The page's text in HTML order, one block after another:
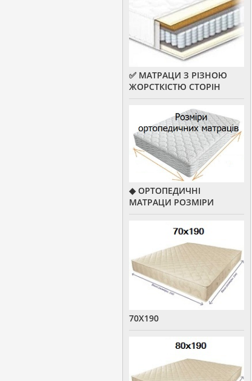
✅ МАТРАЦИ З РІЗНОЮ
ЖОРСТКІСТЮ СТОРІН
◆ ОРТОПЕДИЧНІ
МАТРАЦИ РОЗМІРИ
70Х190